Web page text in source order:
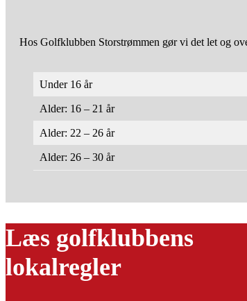
Hos Golfklubben Storstrømmen gør vi det let og
Under 16 år
Alder: 16 – 21 år
Alder: 22 – 26 år
Alder: 26 – 30 år
Læs golfklubbens
lokalregler